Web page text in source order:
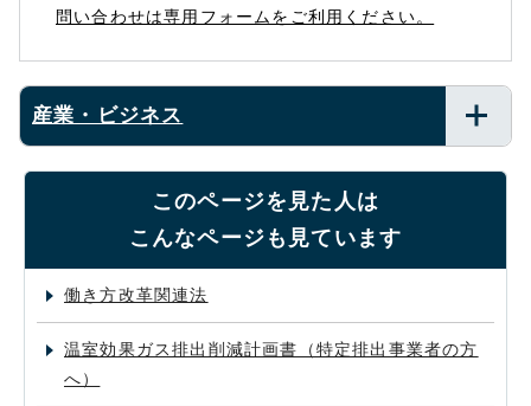
問い合わせは専用フォームをご利用ください。
産業・ビジネス
このページを見た人は
こんなページも見ています
働き方改革関連法
温室効果ガス排出削減計画書（特定排出事業者の方
へ）